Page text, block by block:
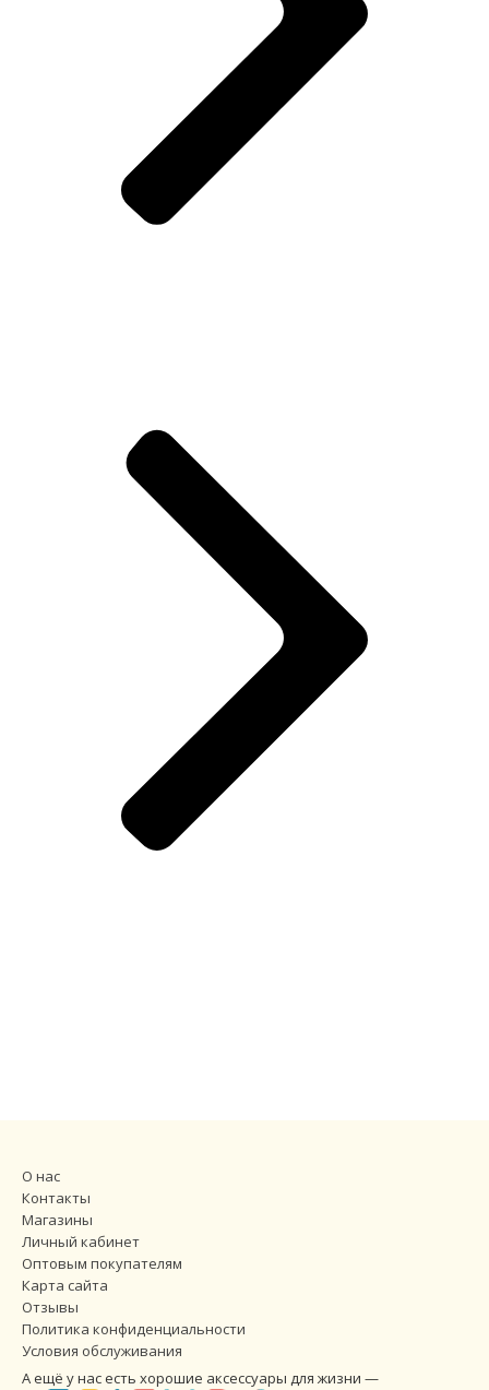
О нас
Контакты
Магазины
Личный кабинет
Оптовым покупателям
Карта сайта
Отзывы
Политика конфиденциальности
Условия обслуживания
А ещё у нас есть хорошие аксессуары для жизни —